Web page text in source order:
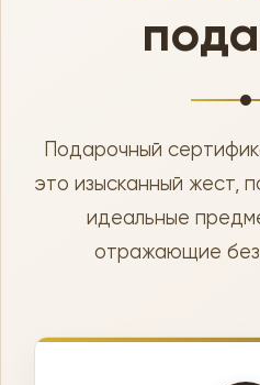
Подарочный
это изысканный жест,
идеальные
отражающие